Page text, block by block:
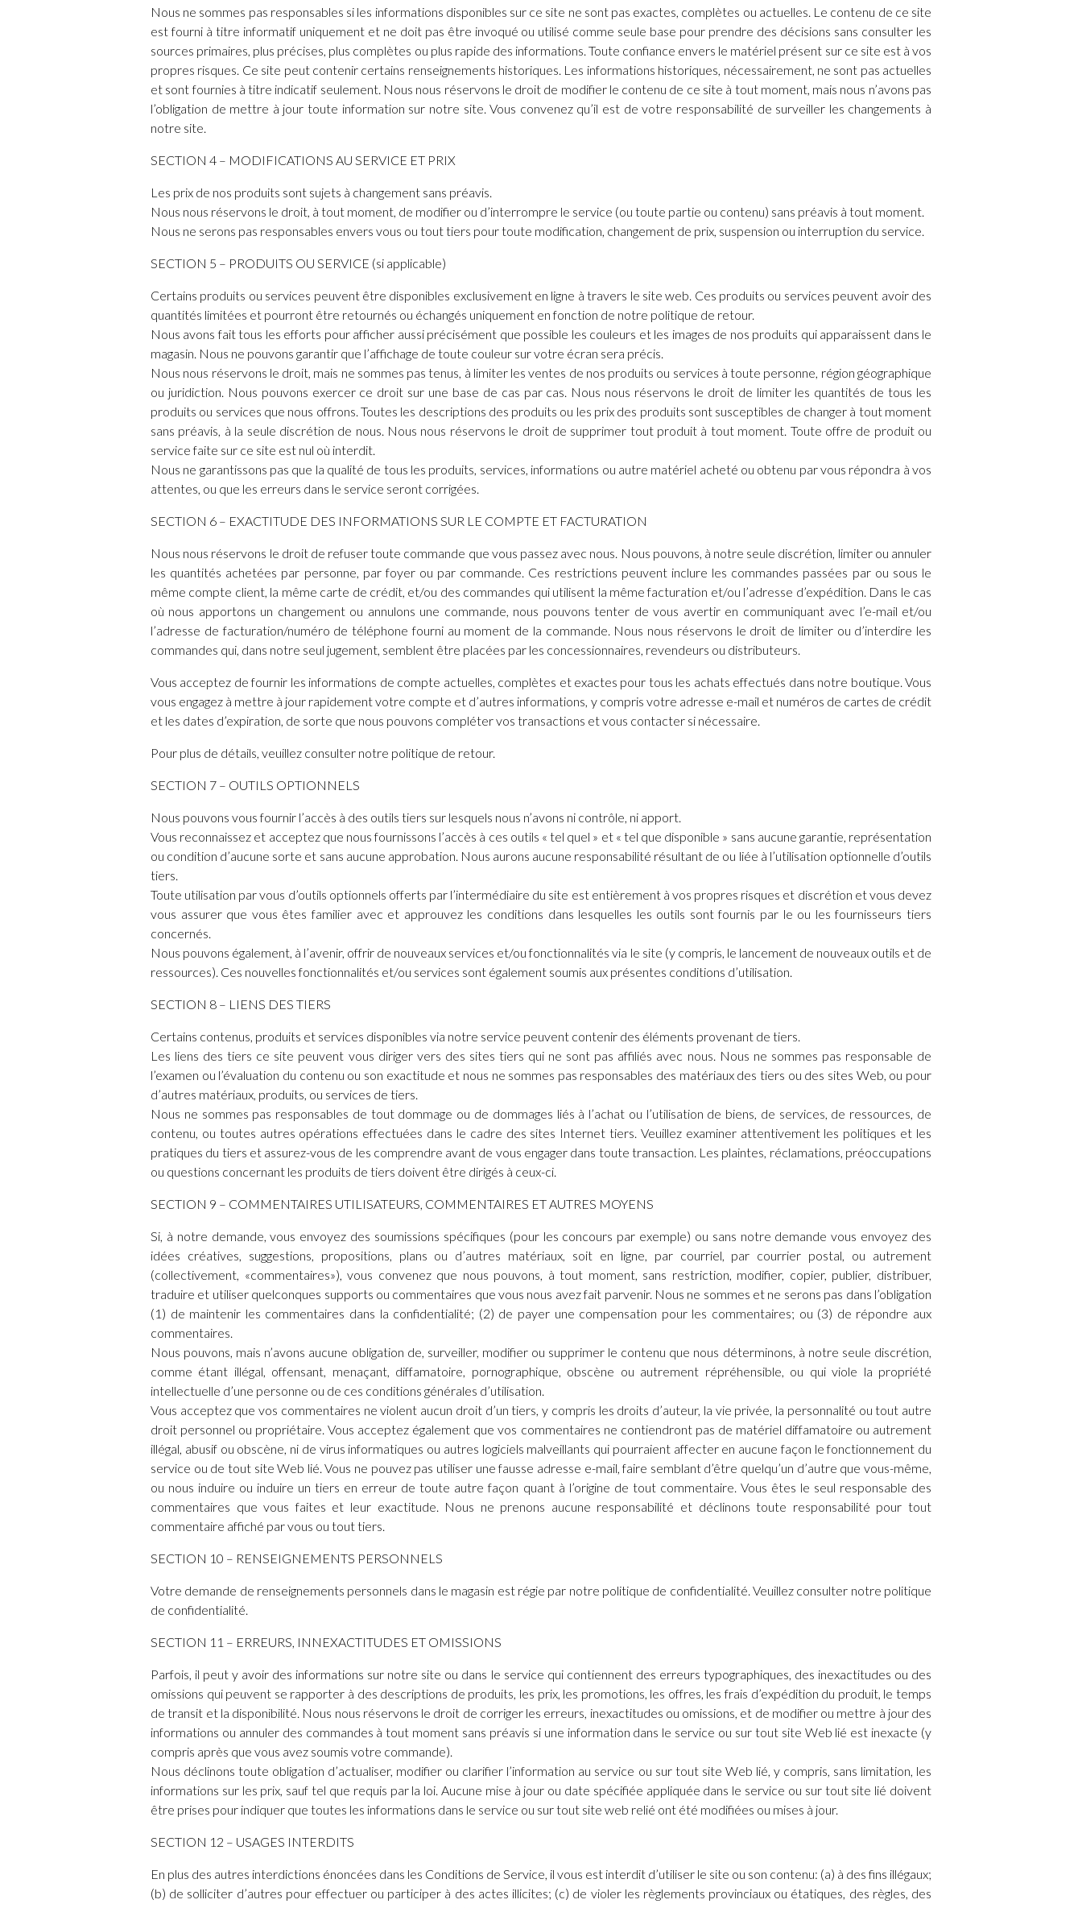
Nous ne sommes pas responsables si les informations disponibles sur ce site ne sont pas exactes, complètes ou actuelles. Le contenu de ce site
est fourni à titre informatif uniquement et ne doit pas être invoqué ou utilisé comme seule base pour prendre des décisions sans consulter les
sources primaires, plus précises, plus complètes ou plus rapide des informations. Toute confiance envers le matériel présent sur ce site est à vos
propres risques. Ce site peut contenir certains renseignements historiques. Les informations historiques, nécessairement, ne sont pas actuelles
et sont fournies à titre indicatif seulement. Nous nous réservons le droit de modifier le contenu de ce site à tout moment, mais nous n’avons pas
l’obligation de mettre à jour toute information sur notre site. Vous convenez qu’il est de votre responsabilité de surveiller les changements à
notre site.
SECTION 4 – MODIFICATIONS AU SERVICE ET PRIX
Les prix de nos produits sont sujets à changement sans préavis.
Nous nous réservons le droit, à tout moment, de modifier ou d’interrompre le service (ou toute partie ou contenu) sans préavis à tout moment.
Nous ne serons pas responsables envers vous ou tout tiers pour toute modification, changement de prix, suspension ou interruption du service.
SECTION 5 – PRODUITS OU SERVICE (si applicable)
Certains produits ou services peuvent être disponibles exclusivement en ligne à travers le site web. Ces produits ou services peuvent avoir des
quantités limitées et pourront être retournés ou échangés uniquement en fonction de notre politique de retour.
Nous avons fait tous les efforts pour afficher aussi précisément que possible les couleurs et les images de nos produits qui apparaissent dans le
magasin. Nous ne pouvons garantir que l’affichage de toute couleur sur votre écran sera précis.
Nous nous réservons le droit, mais ne sommes pas tenus, à limiter les ventes de nos produits ou services à toute personne, région géographique
ou juridiction. Nous pouvons exercer ce droit sur une base de cas par cas. Nous nous réservons le droit de limiter les quantités de tous les
produits ou services que nous offrons. Toutes les descriptions des produits ou les prix des produits sont susceptibles de changer à tout moment
sans préavis, à la seule discrétion de nous. Nous nous réservons le droit de supprimer tout produit à tout moment. Toute offre de produit ou
service faite sur ce site est nul où interdit.
Nous ne garantissons pas que la qualité de tous les produits, services, informations ou autre matériel acheté ou obtenu par vous répondra à vos
attentes, ou que les erreurs dans le service seront corrigées.
SECTION 6 – EXACTITUDE DES INFORMATIONS SUR LE COMPTE ET FACTURATION
Nous nous réservons le droit de refuser toute commande que vous passez avec nous. Nous pouvons, à notre seule discrétion, limiter ou annuler
les quantités achetées par personne, par foyer ou par commande. Ces restrictions peuvent inclure les commandes passées par ou sous le
même compte client, la même carte de crédit, et/ou des commandes qui utilisent la même facturation et/ou l’adresse d’expédition. Dans le cas
où nous apportons un changement ou annulons une commande, nous pouvons tenter de vous avertir en communiquant avec l’e-mail et/ou
l’adresse de facturation/numéro de téléphone fourni au moment de la commande. Nous nous réservons le droit de limiter ou d’interdire les
commandes qui, dans notre seul jugement, semblent être placées par les concessionnaires, revendeurs ou distributeurs.
Vous acceptez de fournir les informations de compte actuelles, complètes et exactes pour tous les achats effectués dans notre boutique. Vous
vous engagez à mettre à jour rapidement votre compte et d’autres informations, y compris votre adresse e-mail et numéros de cartes de crédit
et les dates d’expiration, de sorte que nous pouvons compléter vos transactions et vous contacter si nécessaire.
Pour plus de détails, veuillez consulter notre politique de retour.
SECTION 7 – OUTILS OPTIONNELS
Nous pouvons vous fournir l’accès à des outils tiers sur lesquels nous n’avons ni contrôle, ni apport.
Vous reconnaissez et acceptez que nous fournissons l’accès à ces outils « tel quel » et « tel que disponible » sans aucune garantie, représentation
ou condition d’aucune sorte et sans aucune approbation. Nous aurons aucune responsabilité résultant de ou liée à l’utilisation optionnelle d’outils
tiers.
Toute utilisation par vous d’outils optionnels offerts par l’intermédiaire du site est entièrement à vos propres risques et discrétion et vous devez
vous assurer que vous êtes familier avec et approuvez les conditions dans lesquelles les outils sont fournis par le ou les fournisseurs tiers
concernés.
Nous pouvons également, à l’avenir, offrir de nouveaux services et/ou fonctionnalités via le site (y compris, le lancement de nouveaux outils et de
ressources). Ces nouvelles fonctionnalités et/ou services sont également soumis aux présentes conditions d’utilisation.
SECTION 8 – LIENS DES TIERS
Certains contenus, produits et services disponibles via notre service peuvent contenir des éléments provenant de tiers.
Les liens des tiers ce site peuvent vous diriger vers des sites tiers qui ne sont pas affiliés avec nous. Nous ne sommes pas responsable de
l’examen ou l’évaluation du contenu ou son exactitude et nous ne sommes pas responsables des matériaux des tiers ou des sites Web, ou pour
d’autres matériaux, produits, ou services de tiers.
Nous ne sommes pas responsables de tout dommage ou de dommages liés à l’achat ou l’utilisation de biens, de services, de ressources, de
contenu, ou toutes autres opérations effectuées dans le cadre des sites Internet tiers. Veuillez examiner attentivement les politiques et les
pratiques du tiers et assurez-vous de les comprendre avant de vous engager dans toute transaction. Les plaintes, réclamations, préoccupations
ou questions concernant les produits de tiers doivent être dirigés à ceux-ci.
SECTION 9 – COMMENTAIRES UTILISATEURS, COMMENTAIRES ET AUTRES MOYENS
Si, à notre demande, vous envoyez des soumissions spécifiques (pour les concours par exemple) ou sans notre demande vous envoyez des
idées créatives, suggestions, propositions, plans ou d’autres matériaux, soit en ligne, par courriel, par courrier postal, ou autrement
(collectivement, «commentaires»), vous convenez que nous pouvons, à tout moment, sans restriction, modifier, copier, publier, distribuer,
traduire et utiliser quelconques supports ou commentaires que vous nous avez fait parvenir. Nous ne sommes et ne serons pas dans l’obligation
(1) de maintenir les commentaires dans la confidentialité; (2) de payer une compensation pour les commentaires; ou (3) de répondre aux
commentaires.
Nous pouvons, mais n’avons aucune obligation de, surveiller, modifier ou supprimer le contenu que nous déterminons, à notre seule discrétion,
comme étant illégal, offensant, menaçant, diffamatoire, pornographique, obscène ou autrement répréhensible, ou qui viole la propriété
intellectuelle d’une personne ou de ces conditions générales d’utilisation.
Vous acceptez que vos commentaires ne violent aucun droit d’un tiers, y compris les droits d’auteur, la vie privée, la personnalité ou tout autre
droit personnel ou propriétaire. Vous acceptez également que vos commentaires ne contiendront pas de matériel diffamatoire ou autrement
illégal, abusif ou obscène, ni de virus informatiques ou autres logiciels malveillants qui pourraient affecter en aucune façon le fonctionnement du
service ou de tout site Web lié. Vous ne pouvez pas utiliser une fausse adresse e-mail, faire semblant d’être quelqu’un d’autre que vous-même,
ou nous induire ou induire un tiers en erreur de toute autre façon quant à l’origine de tout commentaire. Vous êtes le seul responsable des
commentaires que vous faites et leur exactitude. Nous ne prenons aucune responsabilité et déclinons toute responsabilité pour tout
commentaire affiché par vous ou tout tiers.
SECTION 10 – RENSEIGNEMENTS PERSONNELS
Votre demande de renseignements personnels dans le magasin est régie par notre politique de confidentialité. Veuillez consulter notre politique
de confidentialité.
SECTION 11 – ERREURS, INNEXACTITUDES ET OMISSIONS
Parfois, il peut y avoir des informations sur notre site ou dans le service qui contiennent des erreurs typographiques, des inexactitudes ou des
omissions qui peuvent se rapporter à des descriptions de produits, les prix, les promotions, les offres, les frais d’expédition du produit, le temps
de transit et la disponibilité. Nous nous réservons le droit de corriger les erreurs, inexactitudes ou omissions, et de modifier ou mettre à jour des
informations ou annuler des commandes à tout moment sans préavis si une information dans le service ou sur tout site Web lié est inexacte (y
compris après que vous avez soumis votre commande).
Nous déclinons toute obligation d’actualiser, modifier ou clarifier l’information au service ou sur tout site Web lié, y compris, sans limitation, les
informations sur les prix, sauf tel que requis par la loi. Aucune mise à jour ou date spécifiée appliquée dans le service ou sur tout site lié doivent
être prises pour indiquer que toutes les informations dans le service ou sur tout site web relié ont été modifiées ou mises à jour.
SECTION 12 – USAGES INTERDITS
En plus des autres interdictions énoncées dans les Conditions de Service, il vous est interdit d’utiliser le site ou son contenu: (a) à des fins illégaux;
(b) de solliciter d’autres pour effectuer ou participer à des actes illicites; (c) de violer les règlements provinciaux ou étatiques, des règles, des